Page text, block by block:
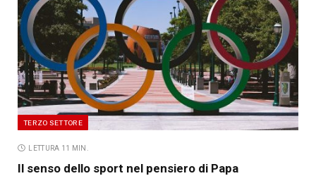
TERZO SETTORE
LETTURA 11 MIN.
Il senso dello sport nel pensiero di Papa